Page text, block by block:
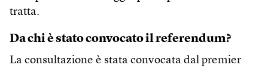
tratta.
Da chi è stato convocato il referendum?
La consultazione è stata convocata dal premier